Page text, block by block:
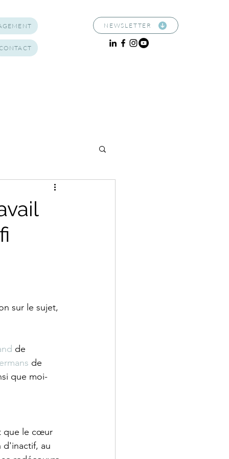
NEWSLETTER
sur le sujet,
de
de
que moi-
que le cœur
d'inactif, au